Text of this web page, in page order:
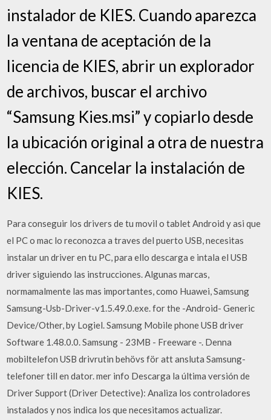
instalador de KIES. Cuando aparezca
la ventana de aceptación de la
licencia de KIES, abrir un explorador
de archivos, buscar el archivo
“Samsung Kies.msi” y copiarlo desde
la ubicación original a otra de nuestra
elección. Cancelar la instalación de
KIES.
Para conseguir los drivers de tu movil o tablet Android y asi que
el PC o mac lo reconozca a traves del puerto USB, necesitas
instalar un driver en tu PC, para ello descarga e intala el USB
driver siguiendo las instrucciones. Algunas marcas,
normamalmente las mas importantes, como Huawei, Samsung
Samsung-Usb-Driver-v1.5.49.0.exe. for the -Android- Generic
Device/Other, by Logiel. Samsung Mobile phone USB driver
Software 1.48.0.0. Samsung - 23MB - Freeware -. Denna
mobiltelefon USB drivrutin behövs för att ansluta Samsung-
telefoner till en dator. mer info Descarga la última versión de
Driver Support (Driver Detective): Analiza los controladores
instalados y nos indica los que necesitamos actualizar.